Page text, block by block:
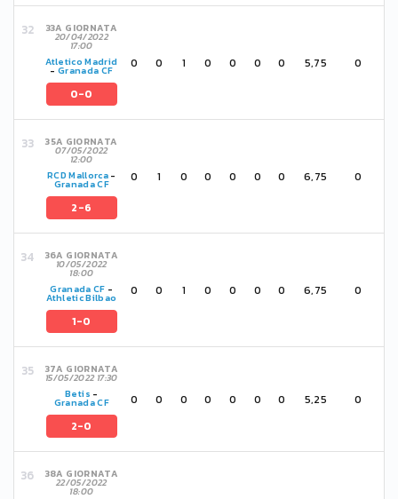
33A GIORNATA
20/04/2022
17:00
Atletico Madrid
- Granada CF
0-0
0 0 1 0 0 0 0 5,75 0
35A GIORNATA
07/05/2022
12:00
RCD Mallorca -
Granada CF
2-6
0 1 0 0 0 0 0 6,75 0
36A GIORNATA
10/05/2022
18:00
Granada CF -
Athletic Bilbao
1-0
0 0 1 0 0 0 0 6,75 0
37A GIORNATA
15/05/2022 17:30
Betis -
Granada CF
2-0
0 0 0 0 0 0 0 5,25 0
38A GIORNATA
22/05/2022
18:00